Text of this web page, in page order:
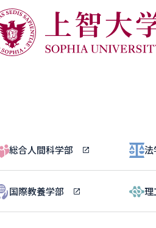
総合人間科学部 法
国際教養学部 理